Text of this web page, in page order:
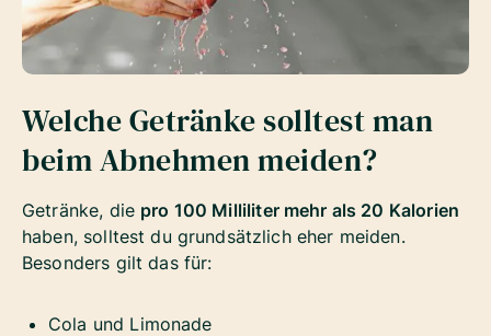
Welche Getränke solltest man
beim Abnehmen meiden?
Getränke, die pro 100 Milliliter mehr als 20 Kalorien
haben, solltest du grundsätzlich eher meiden.
Besonders gilt das für:
Cola und Limonade